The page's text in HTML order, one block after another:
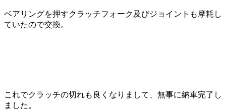
ベアリングを押すクラッチフォーク及びジョイントも摩耗し
ていたので交換。
これでクラッチの切れも良くなりまして、無事に納車完了し
ました。